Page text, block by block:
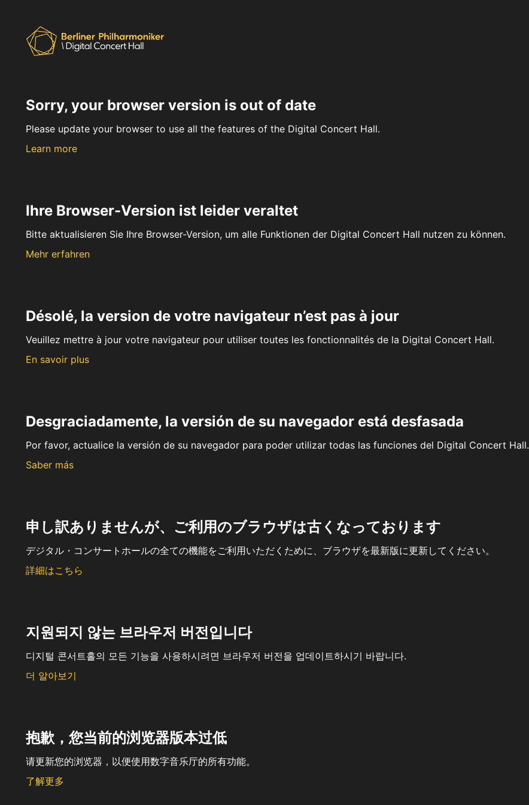
Sorry, your browser version is out of date
Please update your browser to use all the features of the Digital Concert Hall.
Learn more
Ihre Browser-Version ist leider veraltet
Bitte aktualisieren Sie Ihre Browser-Version, um alle Funktionen der Digital Concert Hall nutzen zu können.
Mehr erfahren
Désolé, la version de votre navigateur n’est pas à jour
Veuillez mettre à jour votre navigateur pour utiliser toutes les fonctionnalités de la Digital Concert Hall.
En savoir plus
Desgraciadamente, la versión de su navegador está desfasada
Por favor, actualice la versión de su navegador para poder utilizar todas las funciones del Digital Concert Hall.
Saber más
申し訳ありませんが、ご利用のブラウザは古くなっております
デジタル・コンサートホールの全ての機能をご利用いただくために、ブラウザを最新版に更新してください。
詳細はこちら
지원되지 않는 브라우저 버전입니다
디지털 콘서트홀의 모든 기능을 사용하시려면 브라우저 버전을 업데이트하시기 바랍니다.
더 알아보기
抱歉，您当前的浏览器版本过低
请更新您的浏览器，以便使用数字音乐厅的所有功能。
了解更多